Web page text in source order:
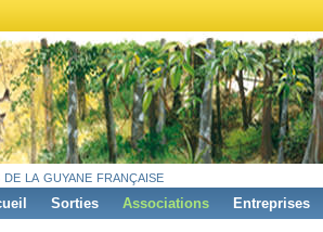
la guyane française
Sorties Associations Entreprises